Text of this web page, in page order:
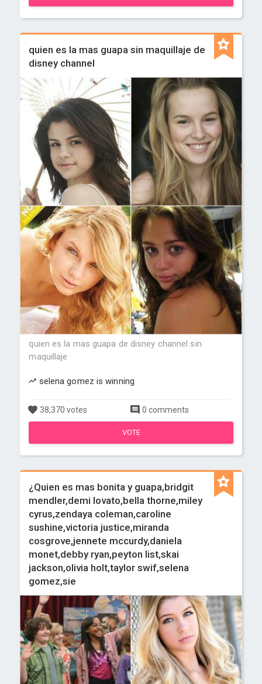
quien es la mas guapa sin maquillaje de
disney channel
quien es la mas guapa de disney channel sin
maquillaje
selena gomez is winning
38,370 votes 0 comments
VOTE
¿Quien es mas bonita y guapa,bridgit
mendler,demi lovato,bella thorne,miley
cyrus,zendaya coleman,caroline
sushine,victoria justice,miranda
cosgrove,jennete mccurdy,daniela
monet,debby ryan,peyton list,skai
jackson,olivia holt,taylor swif,selena
gomez,sie